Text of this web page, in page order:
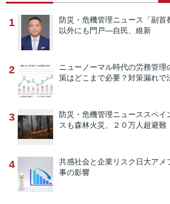
1 防災・危機管理ニュース 「副
以外にも門戸―自民、維新
2 ニューノーマル時代の労務管理
策はどこまで必要？対策漏れで
3 防災・危機管理ニューススペイ
スも森林火災、２０万人超避難
4 共感社会と企業リスク 日大アメ
事の影響